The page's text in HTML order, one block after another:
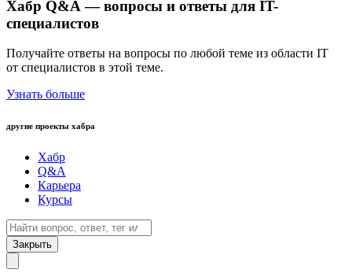
Хабр Q&A — вопросы и ответы для IT-
специалистов
Получайте ответы на вопросы по любой теме из области IT
от специалистов в этой теме.
Узнать больше
другие проекты хабра
Хабр
Q&A
Карьера
Курсы
Закрыть